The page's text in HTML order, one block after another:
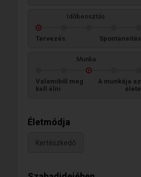
Időbeosztás
Tervezés Spontaneitás
Munka
Valamiből meg
kell élni
A munkája az
élete
Életmódja
Kertészkedő